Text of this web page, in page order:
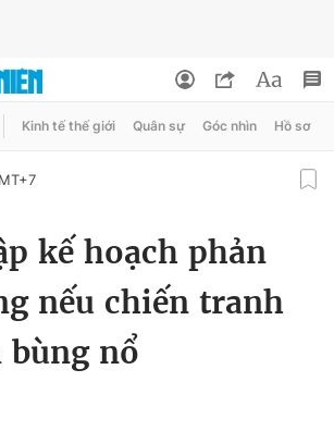
Kinh tế thế giới Quân sự Góc nhìn Hồ sơ
kế hoạch phản
nếu chiến tranh
bùng nổ